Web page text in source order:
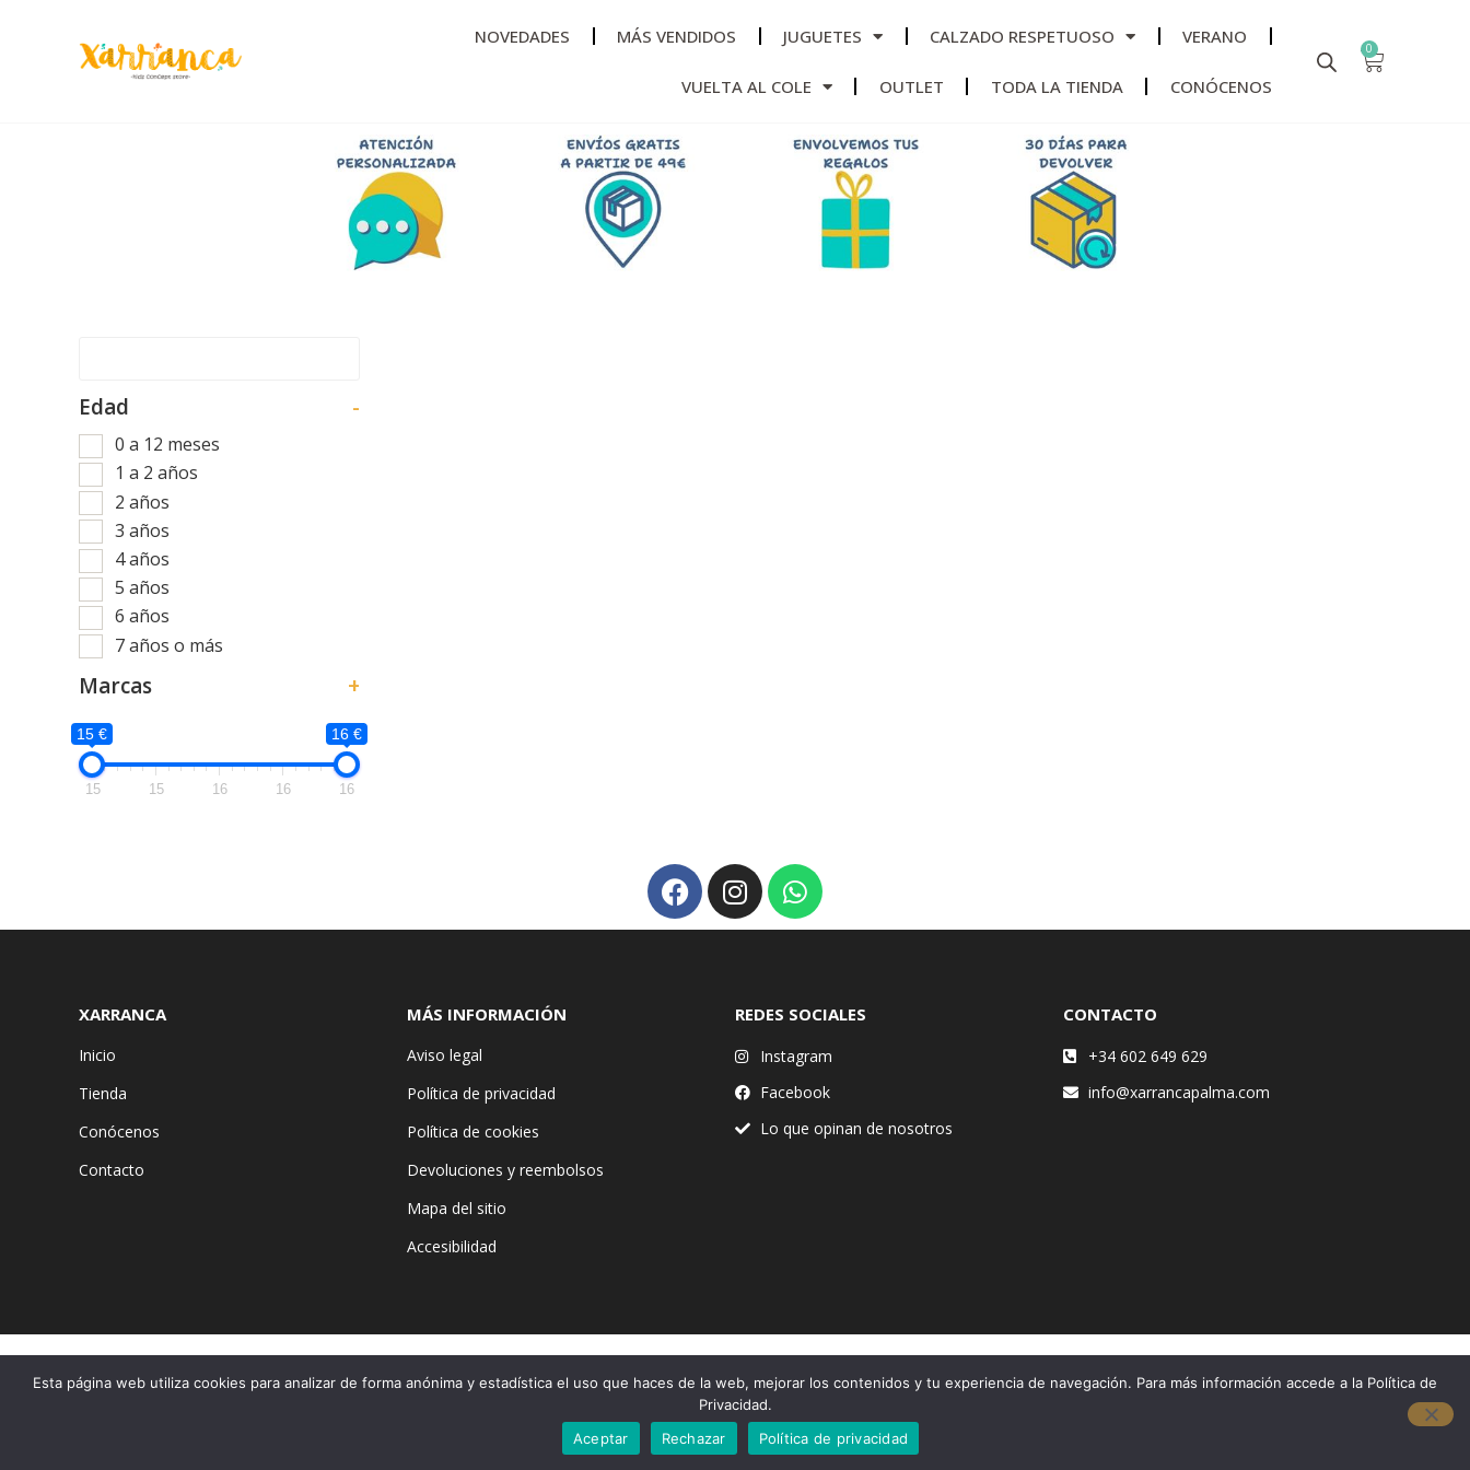
NOVEDADES MÁS VENDIDOS JUGUETES CALZADO RESPETUOSO VERANO
VUELTA AL COLE OUTLET TODA LA TIENDA CONÓCENOS
0
Edad -
0 a 12 meses
1 a 2 años
2 años
3 años
4 años
5 años
6 años
7 años o más
Marcas +
15 € 16 €
15 15 16 16 16
XARRANCA
Inicio
Tienda
Conócenos
Contacto
MÁS INFORMACIÓN
Aviso legal
Política de privacidad
Política de cookies
Devoluciones y reembolsos
Mapa del sitio
Accesibilidad
REDES SOCIALES
Instagram
Facebook
Lo que opinan de nosotros
CONTACTO
+34 602 649 629
info@xarrancapalma.com
Financiado por la Unión Europea – NextGenerationEU
Esta página web utiliza cookies para analizar de forma anónima y estadística el uso que haces de la web, mejorar los contenidos y tu experiencia de navegación. Para más información accede a la Política de
Privacidad.
Aceptar
Rechazar Política de privacidad